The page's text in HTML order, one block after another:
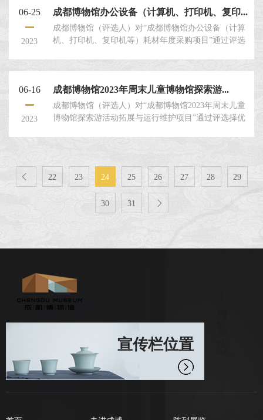
博物馆2023年度像素成博IP图库三维立体、场景插
画、IP表情包及产品设计采购项目。三、项目情况：
具体内容见本评选文件第四章：“项目概况及要求”。
06-25
2023
成都博物馆办公设备（计算机、打印机、复印...
成都博物馆（评选人）对“成都博物馆办公设备（计算
机、打印机、复印机等）耗材年度采购项目”通过评选
算机、打印机、复印机等）耗材年度采购项目。三、
项目情况：具体内容见本评选文件第四章：“项目概况
及要求”。评选申请人须对本项目的内容应作出实质性
06-16
2023
成都博物馆2023年周末儿童博物馆探索游...
成都博物馆（评选人）对“成都博物馆2023年周末儿童
博物馆探索游活动拓展与运行维护项目”通过评选择优
博物馆探索游活动拓展与运行维护项目。三、项目情
况：具体内容见本评选文件第四章：“项目概况及要
求”。评选申请人须对本项目的内容应作出实质性响应
并对评选文件要求的全...
 22 23 24 25 26 27 28 29
30 31 
宣传栏位置